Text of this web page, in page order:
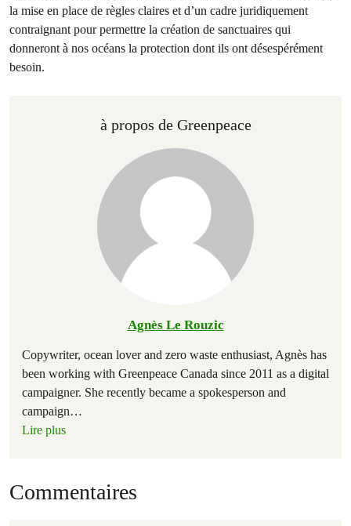
la mise en place de règles claires et d’un cadre juridiquement
contraignant pour permettre la création de sanctuaires qui
donneront à nos océans la protection dont ils ont désespérément
besoin.
à propos de Greenpeace
Agnès Le Rouzic
Copywriter, ocean lover and zero waste enthusiast, Agnès has
been working with Greenpeace Canada since 2011 as a digital
campaigner. She recently became a spokesperson and
campaign…
Lire plus
Commentaires